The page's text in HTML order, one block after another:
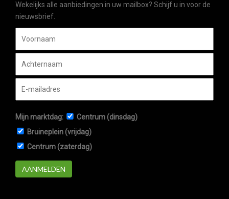
Wekelijks alle aanbiedingen in uw mailbox? Schijf u in voor de
nieuwsbrief.
Mijn marktdag:
Centrum (dinsdag)
Bruineplein (vrijdag)
Centrum (zaterdag)
AANMELDEN